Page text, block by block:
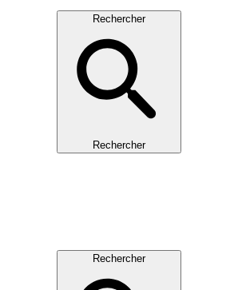
Rechercher
Rechercher
Rechercher